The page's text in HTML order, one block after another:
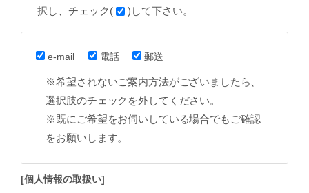
択し、チェック(
)して下さい。
e-mail 電話 郵送
※希望されないご案内方法がございましたら、
選択肢のチェックを外してください。
※既にご希望をお伺いしている場合でもご確認
をお願いします。
[個人情報の取扱い]